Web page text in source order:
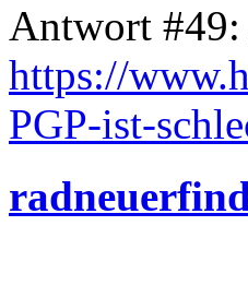
Antwort
https://
PGP-ist-